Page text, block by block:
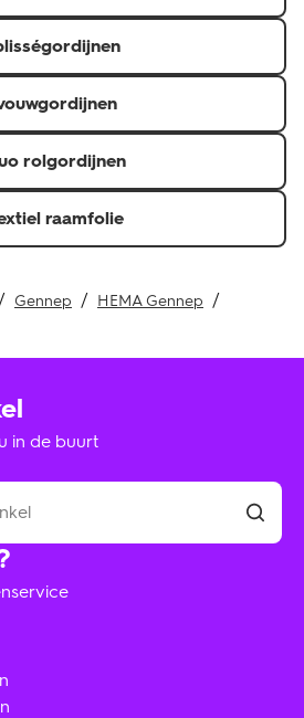
rolgordijnen
raamfolie
Gennep
HEMA Gennep
in de buurt